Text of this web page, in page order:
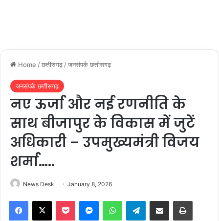
Home /छत्तीसगढ़ /जनसंपर्क छत्तीसगढ़
जनसंपर्क छत्तीसगढ़
नए ऊर्जा और नई रणनीति के
साथ बीजापुर के विकास में जुटें
अधिकारी – उपमुख्यमंत्री विजय
शर्मा…..
News Desk January 8, 2026
Telegram